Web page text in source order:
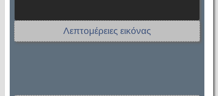
Λεπτομέρειες εικόνας